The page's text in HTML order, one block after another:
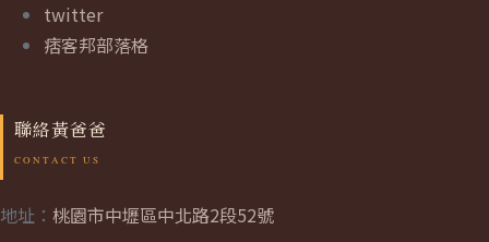
twitter
痞客邦部落格
聯絡黃爸爸
地址： 桃園市中壢區中北路2段52號